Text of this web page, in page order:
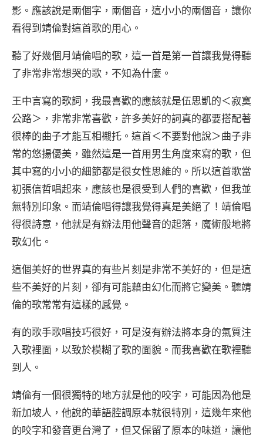
影。應該說是兩個字，兩個音，這小小的兩個音，讓你
看得到靖倫對這首歌的用心。
聽了好幾個月靖倫唱的歌，這一首是第一首讓我覺得聽
了非常非常想哭的歌，不知為什麼。
王中言寫的歌詞，我最喜歡的應該就是伍思凱的＜寂寞
公路＞，非常非常喜歡，許多美好的詞真的都要搭配著
很棒的曲子才能互相襯托。這首＜不要對他說＞曲子非
常的悠揚優美，雖然這是一首用男生角度來寫的歌，但
其中寫的小小的細節都是很女性思維的。所以這首歌當
初張信哲唱起來，應該也是很受到人們的喜歡，但我並
無特別印象。而靖倫唱得讓我覺得真是美絕了！靖倫唱
得很詩意，他就是有辦法用他聲音的起落，魔術般地將
歌幻化。
這個美好的世界真的有些片刻是非常不美好的，但是這
些不美好的片刻，卻有可能藉由幻化而將它變美。聽靖
倫的歌常常有這樣的感覺。
有的歌手歌唱技巧很好，可是沒有辦法將本身的氣質注
入歌裡面，以致於模糊了歌的面貌。而我喜歡在歌裡聽
到人。
靖倫有一個很獨特的地方就是他的咬字，可能因為他是
新加坡人，他說的華語腔調原本就很特別，這幾年來他
的咬字和發音更台灣了，但又保留了原本的味道，讓他